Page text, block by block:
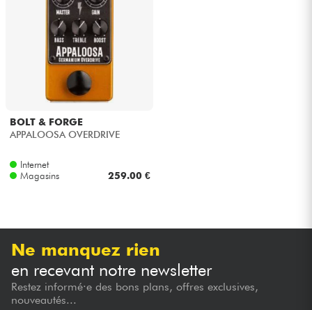
Violons & Quatuor
Eveil Musical
Câbles & Access.
HiFi
Packs
BOLT & FORGE
APPALOOSA OVERDRIVE
Internet
Magasins
259.00 €
Ne manquez rien
en recevant notre newsletter
Restez informé·e des bons plans, offres exclusives,
nouveautés...